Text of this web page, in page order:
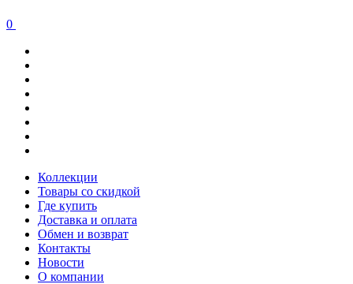
0
Коллекции
Товары со скидкой
Где купить
Доставка и оплата
Обмен и возврат
Контакты
Новости
О компании